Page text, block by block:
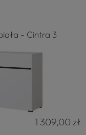
- Cintra 3
1 309,00 zł